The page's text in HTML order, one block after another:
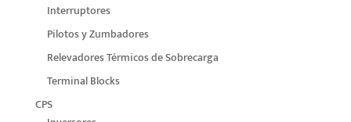
Interruptores
Pilotos y Zumbadores
Relevadores Térmicos de Sobrecarga
Terminal Blocks
CPS